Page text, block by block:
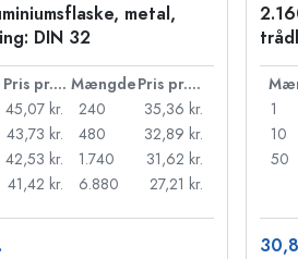
metal,
DIN 32
Pris pr. stk. Mængde
Pris pr. stk.
45,07 kr.
43,73 kr.
42,53 kr.
41,42 kr.
240
35,36 kr.
480
32,89 kr.
1.740
31,62 kr.
6.880
27,21 kr.
1
10
50